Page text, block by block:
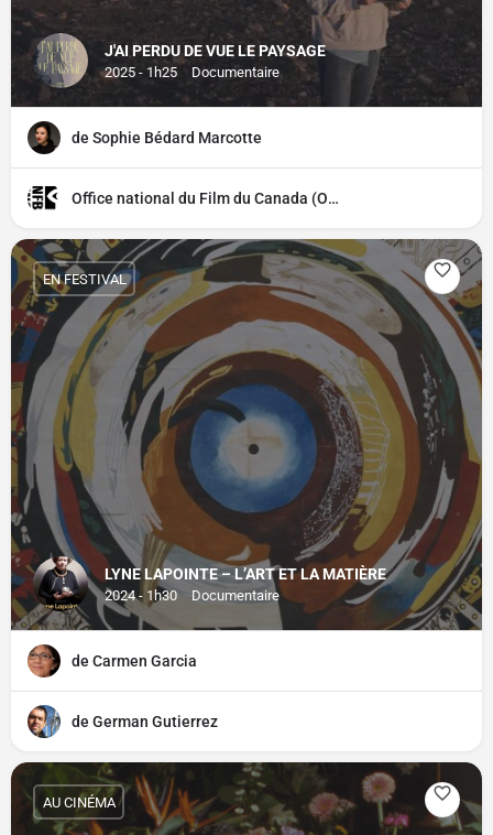
J'AI PERDU DE VUE LE PAYSAGE
2025 - 1h25 Documentaire
de Sophie Bédard Marcotte
Office national du Film du Canada (ONF)
LYNE LAPOINTE – L’ART ET LA MATIÈRE
2024 - 1h30 Documentaire
EN FESTIVAL
de Carmen Garcia
de German Gutierrez
AU CINÉMA